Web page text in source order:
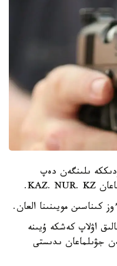
ىلىنگەن دەپ
كىناسىن مويىنىنا العان.
اۋلاپ كەشكە ۇيىنە
جۋىلماعان ىدىستى